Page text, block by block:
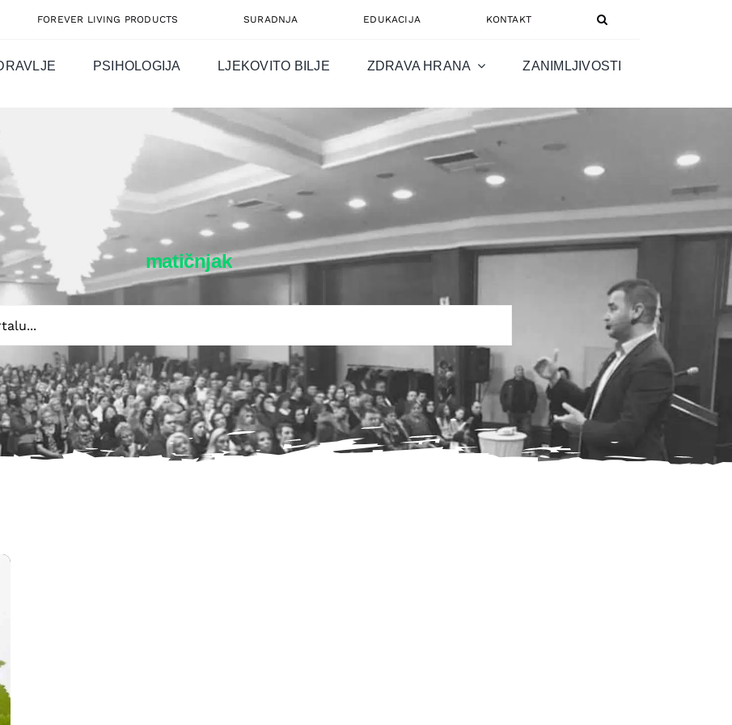
FOREVER LIVING PRODUCTS SURADNJA EDUKACIJA KONTAKT
PSIHOLOGIJA LJEKOVITO BILJE ZDRAVA HRANA ZANIMLJIVOSTI
matičnjak